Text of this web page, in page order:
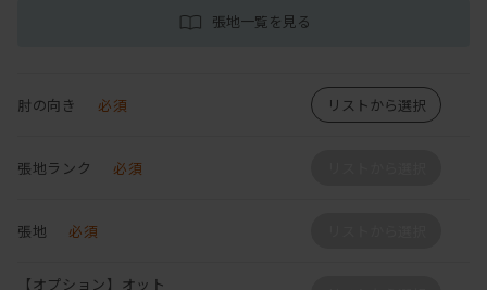
張地一覧を見る
肘の向き 必須 リストから選択
張地ランク 必須
張地 必須
【オプション】オット